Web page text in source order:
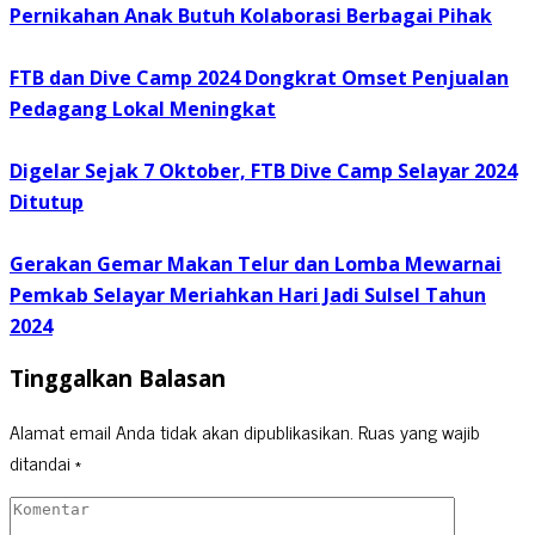
Pernikahan Anak Butuh Kolaborasi Berbagai Pihak
FTB dan Dive Camp 2024 Dongkrat Omset Penjualan
Pedagang Lokal Meningkat
Digelar Sejak 7 Oktober, FTB Dive Camp Selayar 2024
Ditutup
Gerakan Gemar Makan Telur dan Lomba Mewarnai
Pemkab Selayar Meriahkan Hari Jadi Sulsel Tahun
2024
Tinggalkan Balasan
Alamat email Anda tidak akan dipublikasikan.Ruas yang wajib
ditandai*